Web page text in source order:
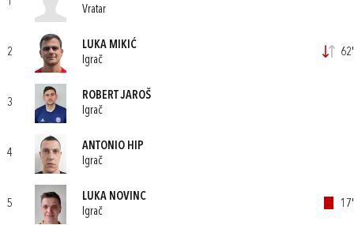
Vratar
2
LUKA MIKIĆ
Igrač
62'
3
ROBERT JAROŠ
Igrač
4
ANTONIO HIP
Igrač
5
LUKA NOVINC
Igrač
17'